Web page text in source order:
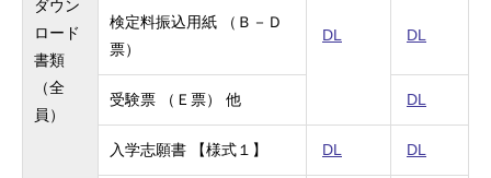
ダウン
ロード
書類
（全
員）
DL
検定料振込用紙 （Ｂ－Ｄ
票）
DL
受験票 （Ｅ票） 他 DL
入学志願書 【様式１】 DL DL